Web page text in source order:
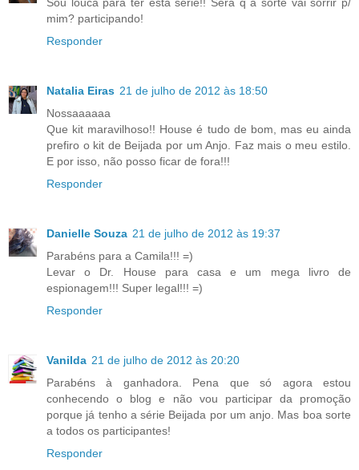
mim? participando!
Responder
Natalia Eiras 21 de julho de 2012 às 18:50
Nossaaaaaa
Que kit maravilhoso!! House é tudo de bom, mas eu ainda
prefiro o kit de Beijada por um Anjo. Faz mais o meu estilo.
E por isso, não posso ficar de fora!!!
Responder
Danielle Souza 21 de julho de 2012 às 19:37
Parabéns para a Camila!!! =)
Levar o Dr. House para casa e um mega livro de
espionagem!!! Super legal!!! =)
Responder
Vanilda 21 de julho de 2012 às 20:20
Parabéns à ganhadora. Pena que só agora estou
conhecendo o blog e não vou participar da promoção
porque já tenho a série Beijada por um anjo. Mas boa sorte
a todos os participantes!
Responder